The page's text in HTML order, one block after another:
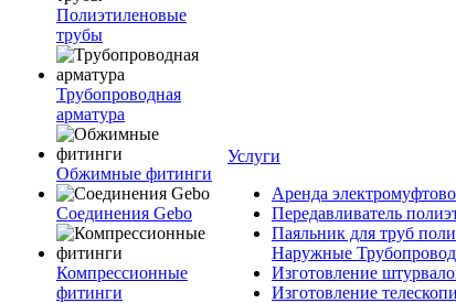
Полиэтиленовые
трубы
Трубопроводная
арматура
Обжимные фитинги
Соединения Gebo
Компрессионные
фитинги
Услуги
Аренда
Передавливатель
Паяльник для труб
Наружные
Изготовление
Изготовление